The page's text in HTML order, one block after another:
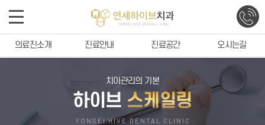
의료진소개 진료안내 진료공간 오시는길
치아관리의 기본
하이브 스케일링
YONSEI HIVE DENTAL CLINIC